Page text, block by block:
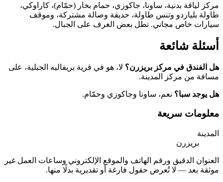
مركز لياقة بدنية، ساونا، جاكوزي، حمام بخار (حمّام)، كاراوكي،
طاولة بلياردو وتنس طاولة، حديقة وصالة مشتركة، وموقف
سيارات خاص مجاني. تطل بعض الغرف على الجبال.
أسئلة شائعة
هل الفندق في مركز بريزرن؟ لا، هو في قرية بريفاليه الجبلية، على
مسافة من مركز المدينة.
هل يوجد سبا؟ نعم، ساونا وجاكوزي وحمّام.
معلومات سريعة
المدينة
بريزرن
العنوان الدقيق ورقم الهاتف والموقع الإلكتروني وساعات العمل غير
موثقة بعد — لا تُعرض حقول فارغة أو تقديرية بدلًا منها.